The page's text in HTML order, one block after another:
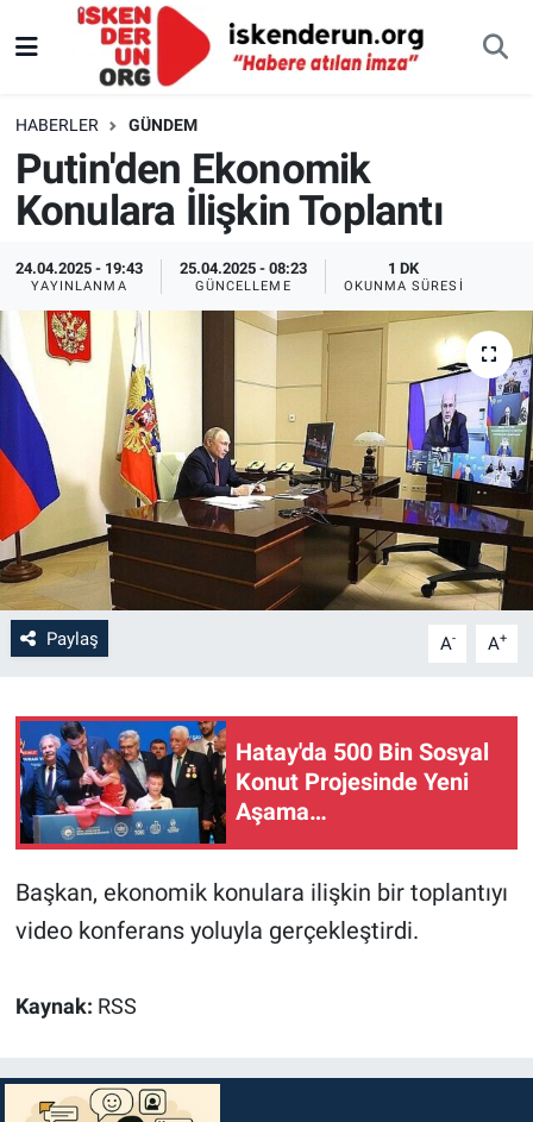
HABERLER GÜNDEM
Putin'den Ekonomik
Konulara İlişkin Toplantı
24.04.2025 - 19:43
YAYINLANMA
25.04.2025 - 08:23
GÜNCELLEME
1 DK
OKUNMA SÜRESI
Paylaş A- A+
Hatay'da 500 Bin Sosyal
Konut Projesinde Yeni
Aşama…
Başkan, ekonomik konulara ilişkin bir toplantıyı
video konferans yoluyla gerçekleştirdi.
Kaynak: RSS